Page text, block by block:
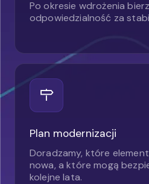
Po okresie wdrożenia
odpowiedzialność za
Plan modernizacji
Doradzamy, które
nowa, a które mogą
kolejne lata.